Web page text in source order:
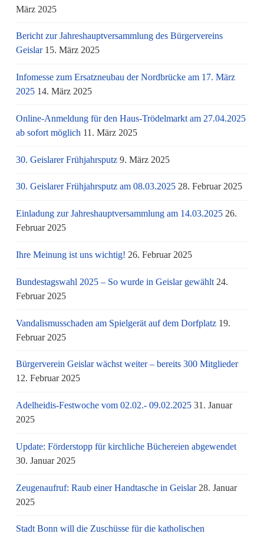
März 2025
Bericht zur Jahreshauptversammlung des Bürgervereins
Geislar 15. März 2025
Infomesse zum Ersatzneubau der Nordbrücke am 17. März
2025 14. März 2025
Online-Anmeldung für den Haus-Trödelmarkt am 27.04.2025
ab sofort möglich 11. März 2025
30. Geislarer Frühjahrsputz 9. März 2025
30. Geislarer Frühjahrsputz am 08.03.2025 28. Februar 2025
Einladung zur Jahreshauptversammlung am 14.03.2025 26.
Februar 2025
Ihre Meinung ist uns wichtig! 26. Februar 2025
Bundestagswahl 2025 – So wurde in Geislar gewählt 24.
Februar 2025
Vandalismusschaden am Spielgerät auf dem Dorfplatz 19.
Februar 2025
Bürgerverein Geislar wächst weiter – bereits 300 Mitglieder
12. Februar 2025
Adelheidis-Festwoche vom 02.02.- 09.02.2025 31. Januar
2025
Update: Förderstopp für kirchliche Büchereien abgewendet
30. Januar 2025
Zeugenaufruf: Raub einer Handtasche in Geislar 28. Januar
2025
Stadt Bonn will die Zuschüsse für die katholischen